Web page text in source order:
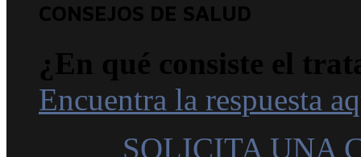
CONSEJOS DE SALUD
¿En qué consiste el
Encuentra la respuesta
SOLICITA UNA